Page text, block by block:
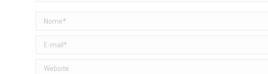
Nome *
E-mail *
Website